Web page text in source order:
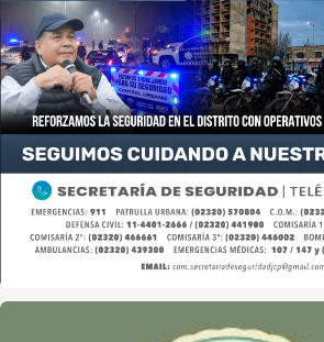
Asociación de Medios Vecinales